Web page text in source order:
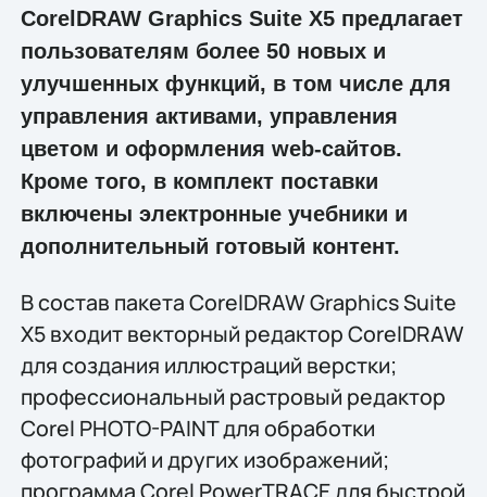
CorelDRAW Graphics Suite X5 предлагает
пользователям более 50 новых и
улучшенных функций, в том числе для
управления активами, управления
цветом и оформления web-сайтов.
Кроме того, в комплект поставки
включены электронные учебники и
дополнительный готовый контент.
В состав пакета CorelDRAW Graphics Suite
X5 входит векторный редактор CorelDRAW
для создания иллюстраций верстки;
профессиональный растровый редактор
Corel PHOTO-PAINT для обработки
фотографий и других изображений;